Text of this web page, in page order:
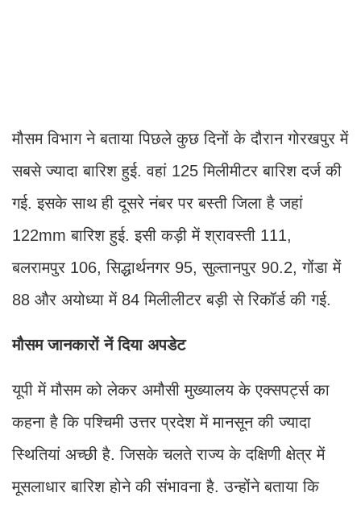
मौसम विभाग ने बताया पिछले कुछ दिनों के दौरान गोरखपुर में
सबसे ज्यादा बारिश हुई. वहां 125 मिलीमीटर बारिश दर्ज की
गई. इसके साथ ही दूसरे नंबर पर बस्ती जिला है जहां
122mm बारिश हुई. इसी कड़ी में श्रावस्ती 111,
बलरामपुर 106, सिद्धार्थनगर 95, सुल्तानपुर 90.2, गोंडा में
88 और अयोध्या में 84 मिलीलीटर बड़ी से रिकॉर्ड की गई.
मौसम जानकारों नें दिया अपडेट
यूपी में मौसम को लेकर अमौसी मुख्यालय के एक्सपर्ट्स का
कहना है कि पश्चिमी उत्तर प्रदेश में मानसून की ज्यादा
स्थितियां अच्छी है. जिसके चलते राज्य के दक्षिणी क्षेत्र में
मूसलाधार बारिश होने की संभावना है. उन्होंने बताया कि